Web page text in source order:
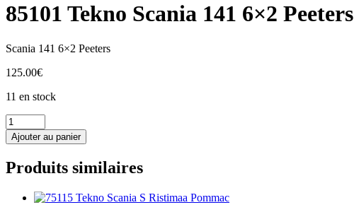
85101 Tekno Scania 141 6×2 Peeters
Scania 141 6×2 Peeters
125.00€
11 en stock
quantité
de
85101
Scania
Ajouter au panier
Produits similaires